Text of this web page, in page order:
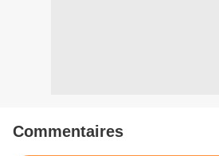
Commentaires